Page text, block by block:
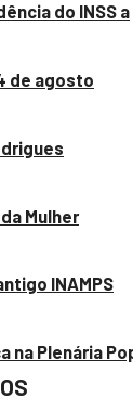
do INSS a
de agosto
Mulher
INAMPS
na Plenária